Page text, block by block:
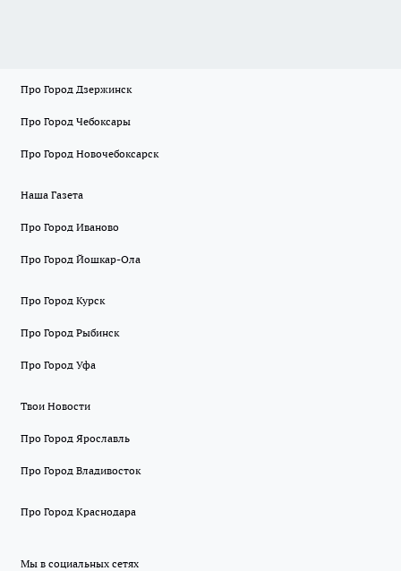
Про Город Дзержинск
Про Город Чебоксары
Про Город Новочебоксарск
Наша Газета
Про Город Иваново
Про Город Йошкар-Ола
Про Город Курск
Про Город Рыбинск
Про Город Уфа
Твои Новости
Про Город Ярославль
Про Город Владивосток
Про Город Краснодара
Мы в социальных сетях